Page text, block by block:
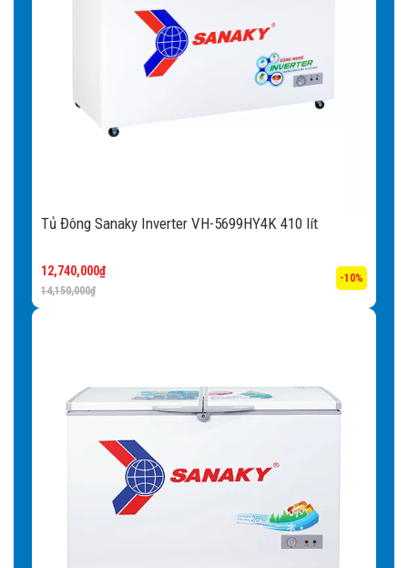
Tủ Đông Sanaky Inverter VH-5699HY4K 410 lít
14,150,000₫
12,740,000₫
-10%